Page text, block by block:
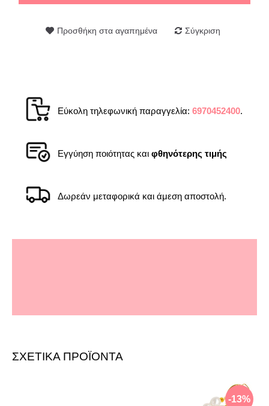
Προσθήκη στα αγαπημένα Σύγκριση
Εύκολη τηλεφωνική παραγγελία: 6970452400.
Εγγύηση ποιότητας και φθηνότερης τιμής
Δωρεάν μεταφορικά και άμεση αποστολή.
ΣΧΕΤΙΚΑ ΠΡΟΪΟΝΤΑ
-13%